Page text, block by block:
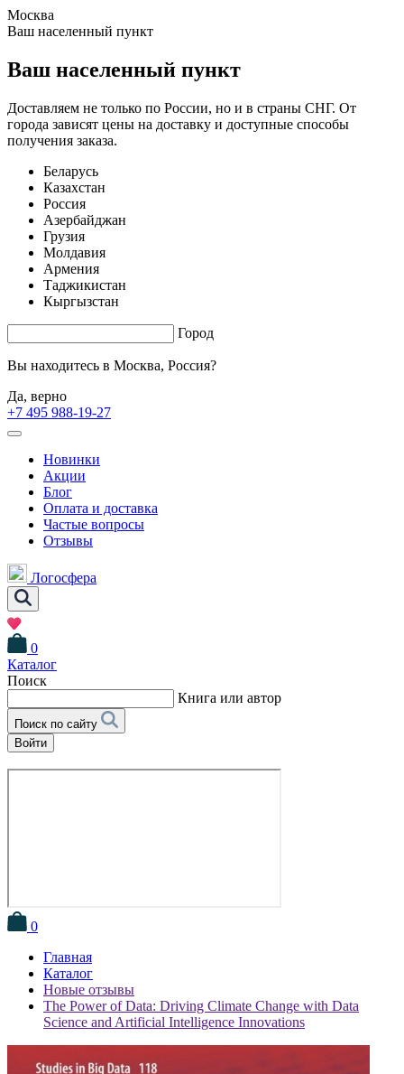
Москва
Ваш населенный пункт
Ваш населенный пункт
Доставляем не только по России, но и в страны СНГ. От
города зависят цены на доставку и доступные способы
получения заказа.
Беларусь
Казахстан
Россия
Азербайджан
Грузия
Молдавия
Армения
Таджикистан
Кыргызстан
Город
Вы находитесь в Москва, Россия?
Да, верно
+7 495 988-19-27
Новинки
Акции
Блог
Оплата и доставка
Частые вопросы
Отзывы
Логосфера
0
Каталог
Поиск
Книга или автор
Поиск по сайту
Войти
0
Главная
Каталог
Новые отзывы
The Power of Data: Driving Climate Change with Data
Science and Artificial Intelligence Innovations